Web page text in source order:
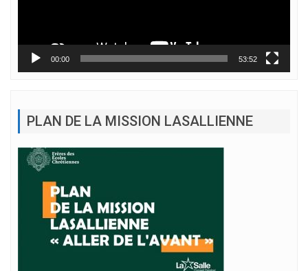
00:00 53:52
PLAN DE LA MISSION LASALLIENNE